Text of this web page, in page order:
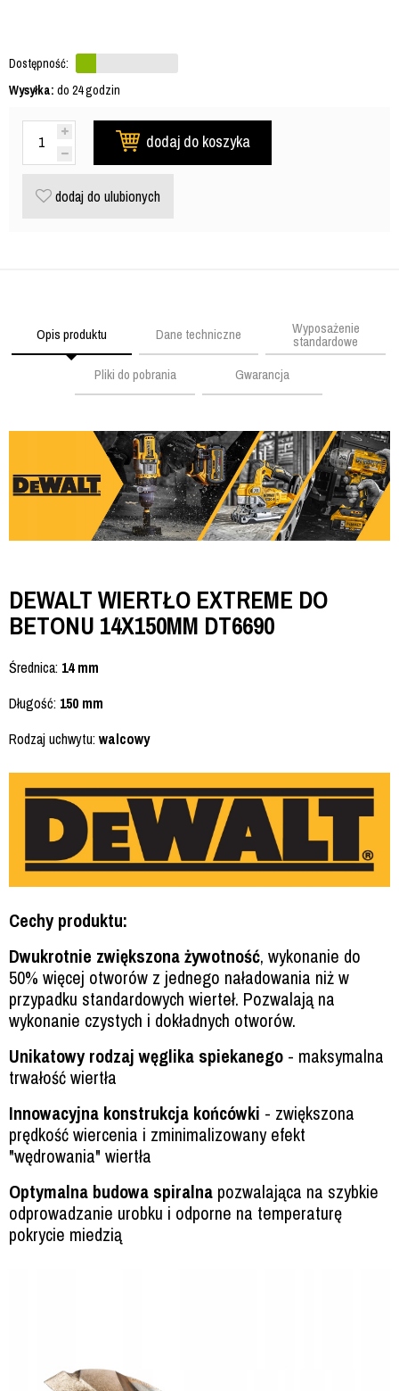
Dostępność:
Wysyłka: do 24 godzin
dodaj do koszyka
dodaj do ulubionych
Opis produktu Dane techniczne Wyposażenie
standardowe
Pliki do pobrania
Gwarancja
DEWALT WIERTŁO EXTREME DO
BETONU 14X150MM DT6690
Średnica: 14 mm
Długość: 150 mm
Rodzaj uchwytu:walcowy
Cechy produktu:
Dwukrotnie zwiększona żywotność, wykonanie do
50% więcej otworów z jednego naładowania niż w
przypadku standardowych wierteł. Pozwalają na
wykonanie czystych i dokładnych otworów.
Unikatowy rodzaj węglika spiekanego - maksymalna
trwałość wiertła
Innowacyjna konstrukcja końcówki - zwiększona
prędkość wiercenia i zminimalizowany efekt
"wędrowania" wiertła
Optymalna budowa spiralna pozwalająca na szybkie
odprowadzanie urobku i odporne na temperaturę
pokrycie miedzią